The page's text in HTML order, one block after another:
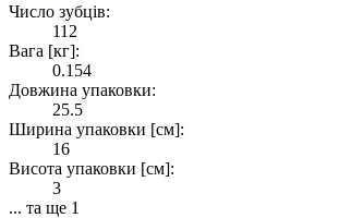
Число зубців:
112
Вага [кг]:
0.154
Довжина упаковки:
25.5
Ширина упаковки [см]:
16
Висота упаковки [см]:
3
... та ще 1